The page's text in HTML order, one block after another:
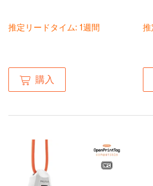
推定リードタイム: 1週間
購入